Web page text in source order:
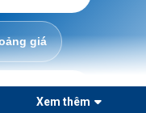
giá
nghiệp
Xem thêm